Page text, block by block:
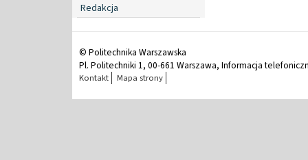
Redakcja
© Politechnika Warszawska
Pl. Politechniki 1, 00-661 Warszawa, Informacja
Kontakt Mapa strony